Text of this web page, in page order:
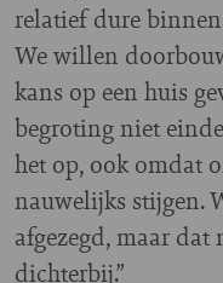
relatief dure
We willen
kans op een huis
begroting niet
het op, ook omdat
nauwelijks stijgen.
afgezegd, maar
dichterbij.”